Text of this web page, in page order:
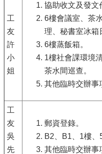
工
友
許
小
姐
協助收文及發文
6樓會議室、茶
理、秘書室冰箱
6樓蒸飯箱。
1樓社會課環境
茶水間巡查。
其他臨時交辦事
工
友
吳
先
郵資登錄。
B2、B1、1樓、
其他臨時交辦事